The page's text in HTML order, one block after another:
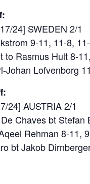
24] SWEDEN 2/1
9-11, 11-8,
to Rasmus Hult 8-
Johan Lofvenborg
24] AUSTRIA 2/1
Chaves bt
Rehman 8-11,
bt Jakob